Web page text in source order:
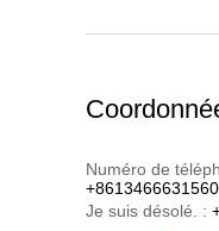
Numéro de
+8613466631560
Je suis désolé. :